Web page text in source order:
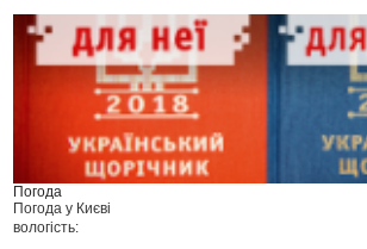
Погода
Погода у Києві
вологість: